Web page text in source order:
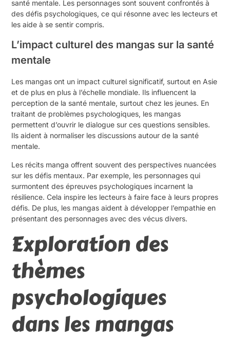
santé mentale. Les personnages sont souvent confrontés à
des défis psychologiques, ce qui résonne avec les lecteurs et
les aide à se sentir compris.
L’impact culturel des mangas sur la santé
mentale
Les mangas ont un impact culturel significatif, surtout en Asie
et de plus en plus à l’échelle mondiale. Ils influencent la
perception de la santé mentale, surtout chez les jeunes. En
traitant de problèmes psychologiques, les mangas
permettent d’ouvrir le dialogue sur ces questions sensibles.
Ils aident à normaliser les discussions autour de la santé
mentale.
Les récits manga offrent souvent des perspectives nuancées
sur les défis mentaux. Par exemple, les personnages qui
surmontent des épreuves psychologiques incarnent la
résilience. Cela inspire les lecteurs à faire face à leurs propres
défis. De plus, les mangas aident à développer l’empathie en
présentant des personnages avec des vécus divers.
Exploration des
thèmes
psychologiques
dans les mangas